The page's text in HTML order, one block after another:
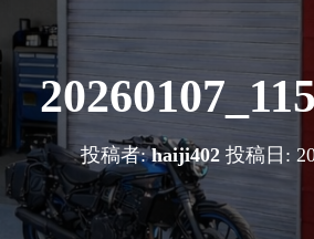
投稿者:haiji402投稿日: